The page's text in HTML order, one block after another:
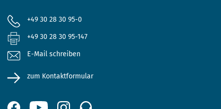
+49 30 28 30 95-0
+49 30 28 30 95-147
E-Mail schreiben
zum Kontaktformular